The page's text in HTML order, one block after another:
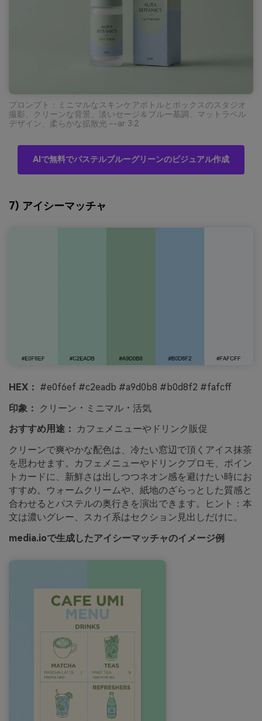
プロンプト：ミニマルなスキンケアボトルとボックスのスタジオ
撮影、クリーンな背景、淡いセージ＆ブルー基調、マットラベル
デザイン、柔らかな拡散光 --ar 3:2
AIで無料でパステルブルーグリーンのビジュアル作成
7) アイシーマッチャ
HEX： #e0f6ef #c2eadb #a9d0b8 #b0d8f2 #fafcff
印象：
クリーン・ミニマル・活気
おすすめ用途：
カフェメニューやドリンク販促
クリーンで爽やかな配色は、冷たい窓辺で頂くアイス抹茶
を思わせます。カフェメニューやドリンクプロモ、ポイン
トカードに、新鮮さは出しつつネオン感を避けたい時にお
すすめ。ウォームクリームや、紙地のざらっとした質感と
合わせるとパステルの奥行きを演出できます。ヒント：本
文は濃いグレー、スカイ系はセクション見出しだけに。
media.ioで生成したアイシーマッチャのイメージ例